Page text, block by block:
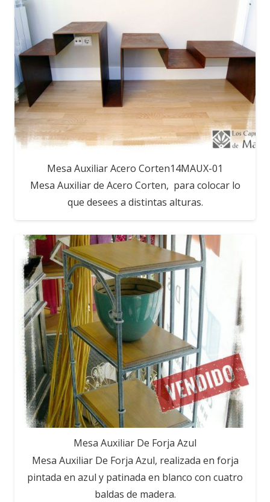
Mesa Auxiliar Acero Corten14MAUX-01
Mesa Auxiliar de Acero Corten, para colocar lo
que desees a distintas alturas.
Mesa Auxiliar De Forja Azul
Mesa Auxiliar De Forja Azul, realizada en forja
pintada en azul y patinada en blanco con cuatro
baldas de madera.